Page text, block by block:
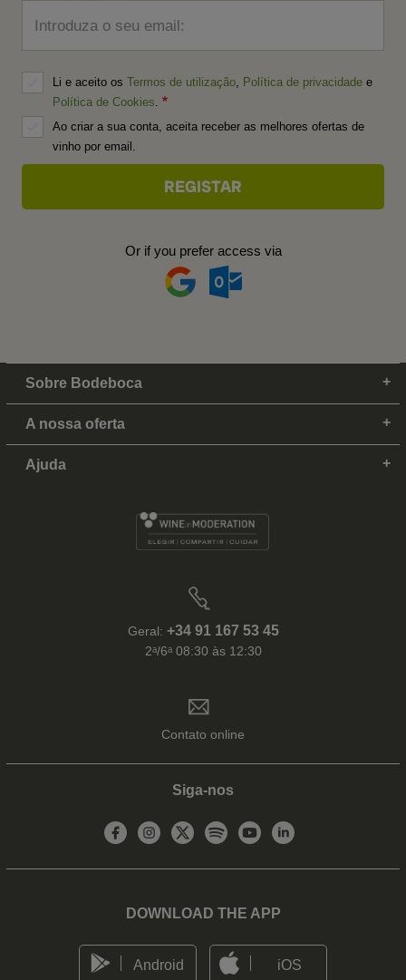
Introduza o seu email:
Li e aceito os Termos de utilização Política de privacidade e
Política de Cookies
Ao criar a sua conta, aceita receber as melhores ofertas de
vinho por email.
Or if you prefer access via
Sobre Bodeboca
A nossa oferta
Ajuda
Geral: +34 91 167 53 45
2ᵃ/6ᵃ 08:30 às 12:30
Contato online
Siga-nos
DOWNLOAD THE APP
Android iOS